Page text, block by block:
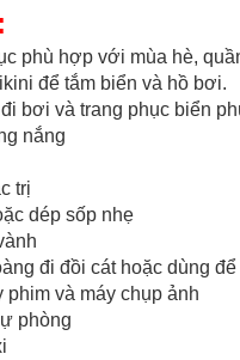
phù hợp với mùa hè,
để tắm biển và hồ bơi.
bơi và trang phục biển
nắng
trị
dép sốp nhẹ
đi đồi cát hoặc dùng
phim và máy chụp ảnh
phòng